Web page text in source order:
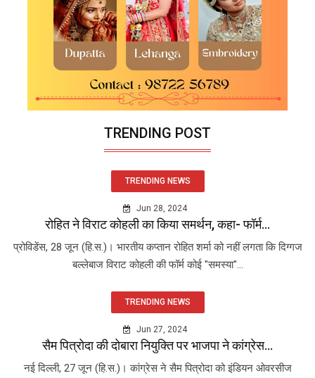
TRENDING POST
TRENDING NEWS
Jun 28, 2024
रोहित ने विराट कोहली का किया समर्थन, कहा- फॉर्म...
प्रोविडेंस, 28 जून (हि.स.)। भारतीय कप्तान रोहित शर्मा को नहीं लगता कि दिग्गज
बल्लेबाज विराट कोहली की फॉर्म कोई "समस्या"...
TRENDING NEWS
Jun 27, 2024
सैम पित्रोदा की दोबारा नियुक्ति पर भाजपा ने कांग्रेस...
नई दिल्ली, 27 जून (हि.स.)। कांग्रेस ने सैम पित्रोदा को इंडियन ओवरसीज